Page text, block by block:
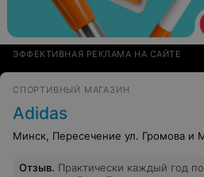
ЭФФЕКТИВНАЯ РЕКЛАМА НА САЙТЕ
СПОРТИВНЫЙ МАГАЗИН
Adidas
Минск, Пересечение ул. Громова и
Отзыв. Практически каждый год